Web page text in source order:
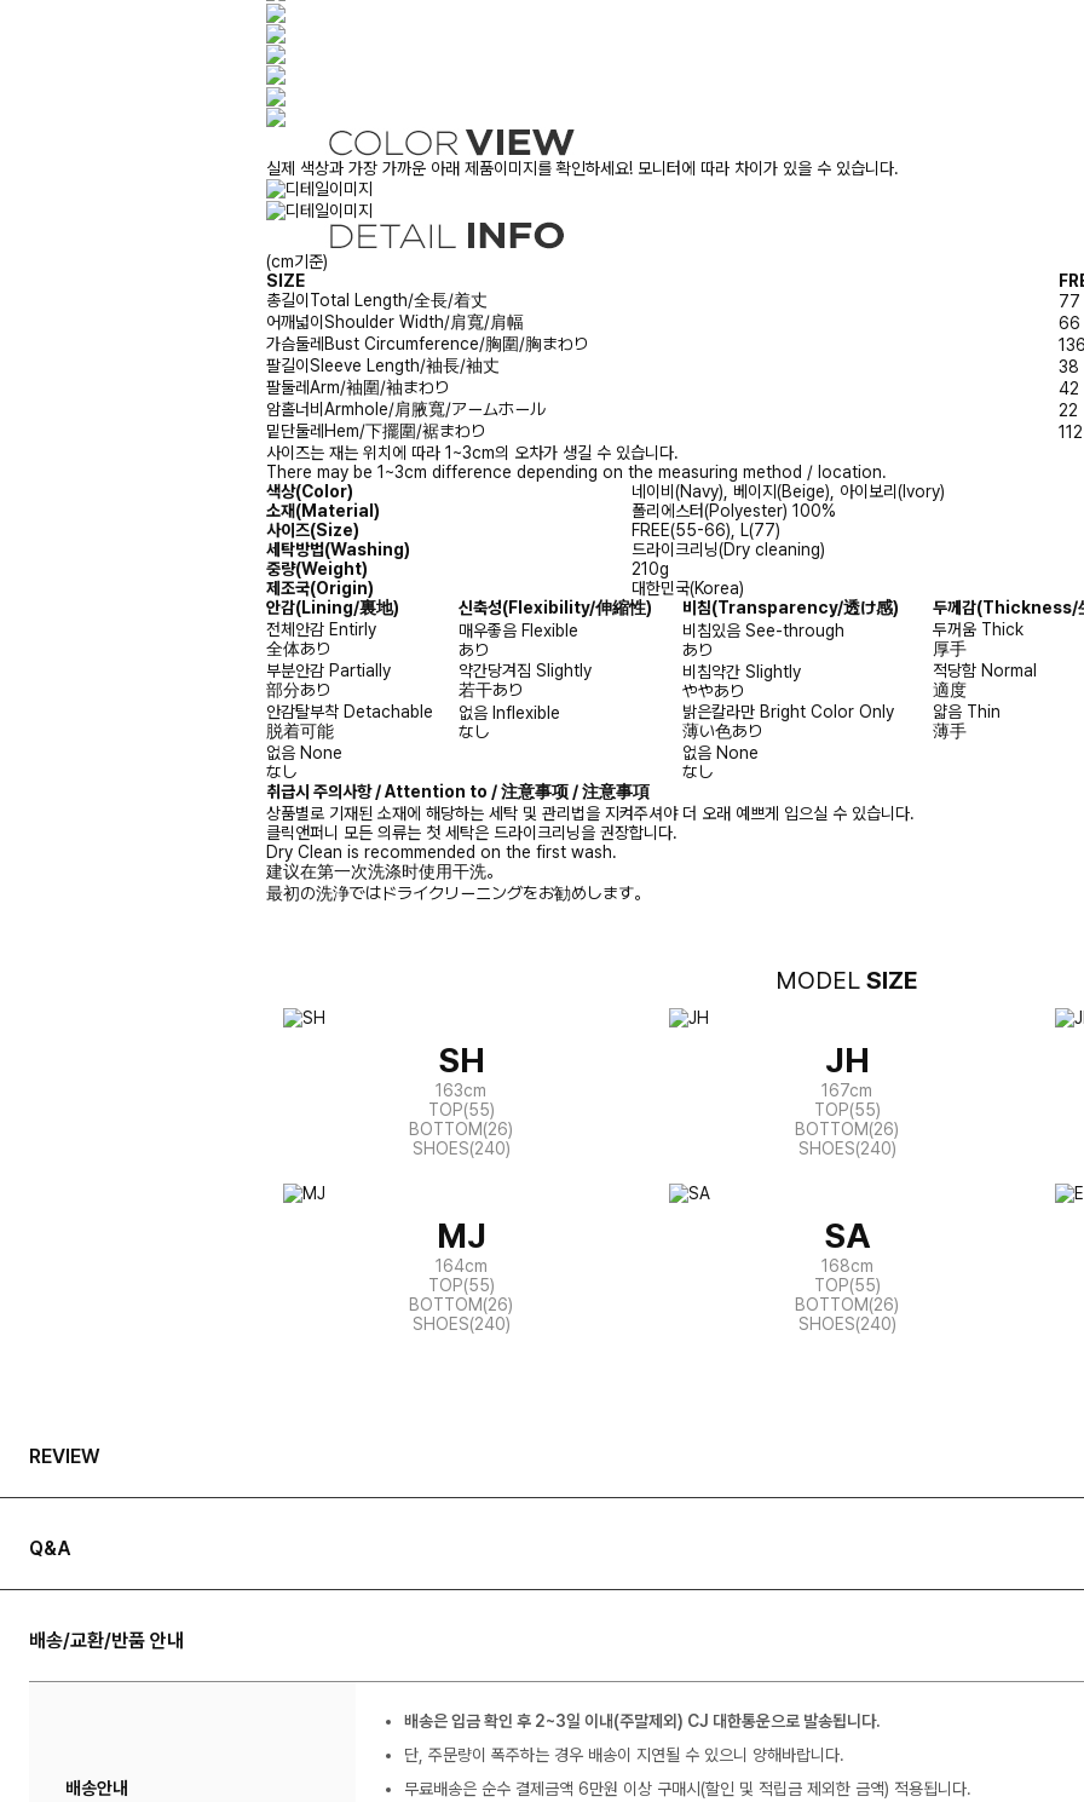
실제 색상과 가장 가까운 아래 제품이미지를 확인하세요! 모니터에 따라 차이가 있을 수 있습니다.
(cm기준)
SIZE
총길이Total Length/全長/着丈
77
어깨넓이Shoulder Width/肩寬/肩幅
66
가슴둘레Bust Circumference/胸圍/胸まわり
팔길이Sleeve Length/袖長/袖丈
38
팔둘레Arm/袖圍/袖まわり
42
암홀너비Armhole/肩腋寬/アームホール
22
밑단둘레Hem/下擺圍/裾まわり
112
사이즈는 재는 위치에 따라 1~3cm의 오차가 생길 수 있습니다.
There may be 1~3cm difference depending on the measuring method / location.
색상(Color)
네이비(Navy), 베이지(Beige), 아이보리(Ivory)
소재(Material)
폴리에스터(Polyester) 100%
사이즈(Size)
FREE(55-66), L(77)
세탁방법(Washing)
드라이크리닝(Dry cleaning)
중량(Weight)
210g
제조국(Origin)
대한민국(Korea)
안감(Lining/裏地) 신축성(Flexibility/伸縮性) 비침(Transparency/透け感) 두께감(Thickness/
전체안감 Entirly
全体あり
매우좋음 Flexible
あり
비침있음 See-through
あり
두꺼움 Thick
厚手
부분안감 Partially
部分あり
약간당겨짐 Slightly
若干あり
비침약간 Slightly
ややあり
적당함 Normal
適度
안감탈부착 Detachable
脱着可能
없음 Inflexible
なし
밝은칼라만 Bright Color Only
薄い色あり
얇음 Thin
薄手
없음 None
なし
없음 None
なし
취급시 주의사항 / Attention to / 注意事项 / 注意事項
상품별로 기재된 소재에 해당하는 세탁 및 관리법을 지켜주셔야 더 오래 예쁘게 입으실 수 있습니다.
클릭앤퍼니 모든 의류는 첫 세탁은 드라이크리닝을 권장합니다.
Dry Clean is recommended on the first wash.
建议在第一次洗涤时使用干洗。
最初の洗浄ではドライクリーニングをお勧めします。
MODEL SIZE
SH
163cm
TOP(55)
BOTTOM(26)
SHOES(240)
JH
167cm
TOP(55)
BOTTOM(26)
SHOES(240)
MJ
164cm
TOP(55)
BOTTOM(26)
SHOES(240)
SA
168cm
TOP(55)
BOTTOM(26)
SHOES(240)
REVIEW
Q&A
배송/교환/반품 안내
배송안내
배송은 입금 확인 후 2~3일 이내(주말제외) CJ 대한통운으로 발송됩니다.
단, 주문량이 폭주하는 경우 배송이 지연될 수 있으니 양해바랍니다.
무료배송은 순수 결제금액 6만원 이상 구매시(할인 및 적립금 제외한 금액) 적용됩니다.